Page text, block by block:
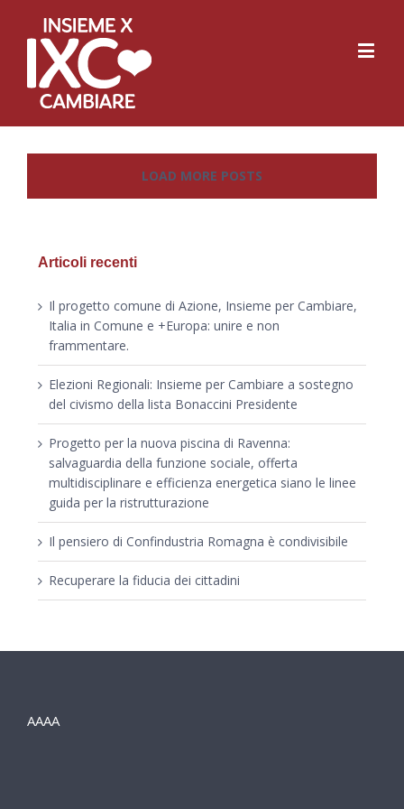
LOAD MORE POSTS
Articoli recenti
Il progetto comune di Azione, Insieme per Cambiare,
Italia in Comune e +Europa: unire e non
frammentare.
Elezioni Regionali: Insieme per Cambiare a sostegno
del civismo della lista Bonaccini Presidente
Progetto per la nuova piscina di Ravenna:
salvaguardia della funzione sociale, offerta
multidisciplinare e efficienza energetica siano le linee
guida per la ristrutturazione
Il pensiero di Confindustria Romagna è condivisibile
Recuperare la fiducia dei cittadini
AAAA